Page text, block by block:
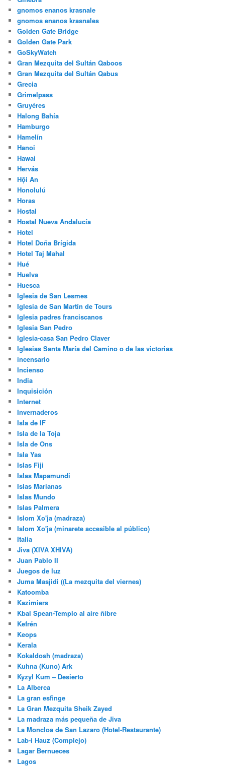
gnomos enanos krasnale
gnomos enanos krasnales
Golden Gate Bridge
Golden Gate Park
GoSkyWatch
Gran Mezquita del Sultán Qaboos
Gran Mezquita del Sultán Qabus
Grecia
Grimelpass
Gruyéres
Halong Bahía
Hamburgo
Hamelín
Hanoi
Hawai
Hervás
Hội An
Honolulú
Horas
Hostal
Hostal Nueva Andalucía
Hotel
Hotel Doña Brígida
Hotel Taj Mahal
Hué
Huelva
Huesca
Iglesia de San Lesmes
Iglesia de San Martín de Tours
Iglesia padres franciscanos
Iglesia San Pedro
Iglesia-casa San Pedro Claver
Iglesias Santa María del Camino o de las victorias
incensario
Incienso
India
Inquisición
Internet
Invernaderos
Isla de IF
Isla de la Toja
Isla de Ons
Isla Yas
Islas Fiji
Islas Mapamundi
Islas Marianas
Islas Mundo
Islas Palmera
Islom Xo'ja (madraza)
Islom Xo'ja (minarete accesible al público)
Italia
Jiva (XIVA XHIVA)
Juan Pablo II
Juegos de luz
Juma Masjidi ((La mezquita del viernes)
Katoomba
Kazimiers
Kbal Spean-Templo al aire ñibre
Kefrén
Keops
Kerala
Kokaldosh (madraza)
Kuhna (Kuno) Ark
Kyzyl Kum – Desierto
La Alberca
La gran esfinge
La Gran Mezquita Sheik Zayed
La madraza más pequeña de Jiva
La Moncloa de San Lazaro (Hotel-Restaurante)
Lab-i Hauz (Complejo)
Lagar Bernueces
Lagos